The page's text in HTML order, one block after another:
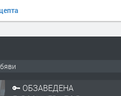
🔑 ОБЗАВЕДЕНА